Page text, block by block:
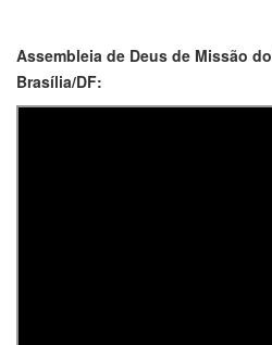
Assembleia de Deus de Missão
Brasília/DF: